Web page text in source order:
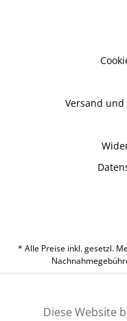
Versand
* Alle Preise inkl. gesetzl.
Diese Website